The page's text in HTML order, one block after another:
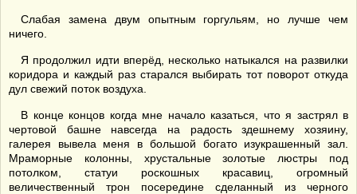
Слабая замена двум опытным горгульям, но лучше чем
ничего.
Я продолжил идти вперёд, несколько натыкался на развилки
коридора и каждый раз старался выбирать тот поворот откуда
дул свежий поток воздуха.
В конце концов когда мне начало казаться, что я застрял в
чертовой башне навсегда на радость здешнему хозяину,
галерея вывела меня в большой богато изукрашенный зал.
Мраморные колонны, хрустальные золотые люстры под
потолком, статуи роскошных красавиц, огромный
величественный трон посередине сделанный из черного